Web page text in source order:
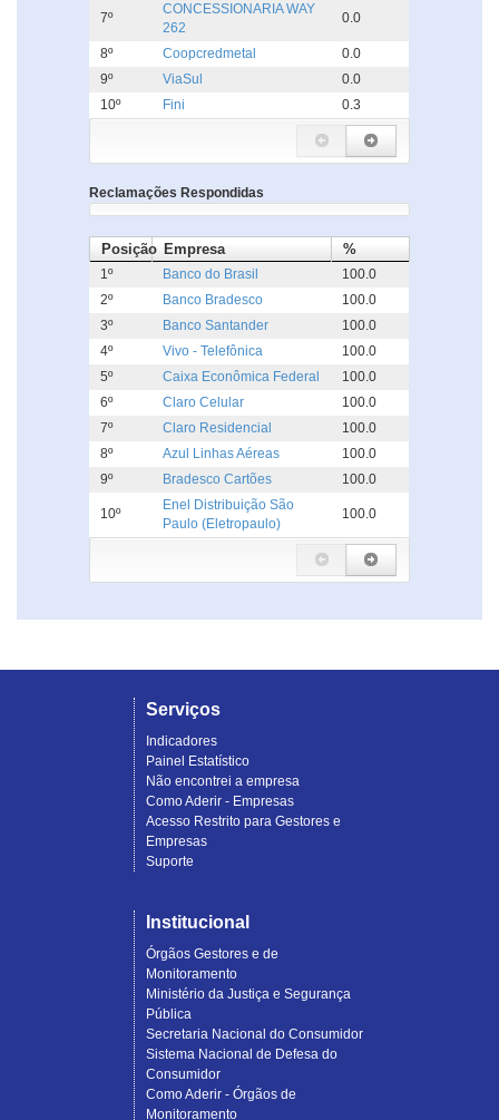
7º
CONCESSIONARIA WAY
262
0.0
8º Coopcredmetal
0.0
9º
ViaSul
0.0
10º
Fini 0.3
Reclamações Respondidas
Posição Empresa %
1º Banco do Brasil
100.0
2º
Banco Bradesco
100.0
3º
Banco Santander
100.0
4º
Vivo - Telefônica
100.0
5º
Caixa Econômica Federal
100.0
6º
Claro Celular
100.0
7º
Claro Residencial
100.0
8º
Azul Linhas Aéreas
100.0
9º
Bradesco Cartões 100.0
10º
Enel Distribuição São
Paulo (Eletropaulo)
100.0
Serviços
Indicadores
Painel Estatístico
Não encontrei a empresa
Como Aderir - Empresas
Acesso Restrito para Gestores e
Empresas
Suporte
Institucional
Órgãos Gestores e de
Monitoramento
Ministério da Justiça e Segurança
Pública
Secretaria Nacional do Consumidor
Sistema Nacional de Defesa do
Consumidor
Como Aderir - Órgãos de
Monitoramento